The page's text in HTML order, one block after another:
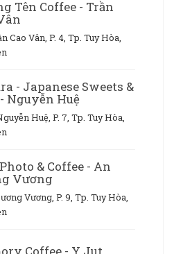
Tên Coffee - Trần
Cao Vân, P. 4, Tp. Tuy Hòa,
- Japanese Sweets &
Nguyễn Huệ
Huệ, P. 7, Tp. Tuy Hòa,
& Coffee - An
Vương
Vương, P. 9, Tp. Tuy Hòa,
Coffee - Y Jut